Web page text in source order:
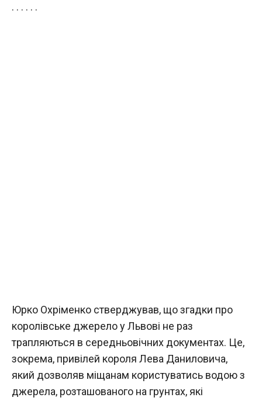
. . . . . .
Юрко Охріменко стверджував, що згадки про
королівське джерело у Львові не раз
трапляються в середньовічних документах. Це,
зокрема, привілей короля Лева Даниловича,
який дозволяв міщанам користуватись водою з
джерела, розташованого на грунтах, які